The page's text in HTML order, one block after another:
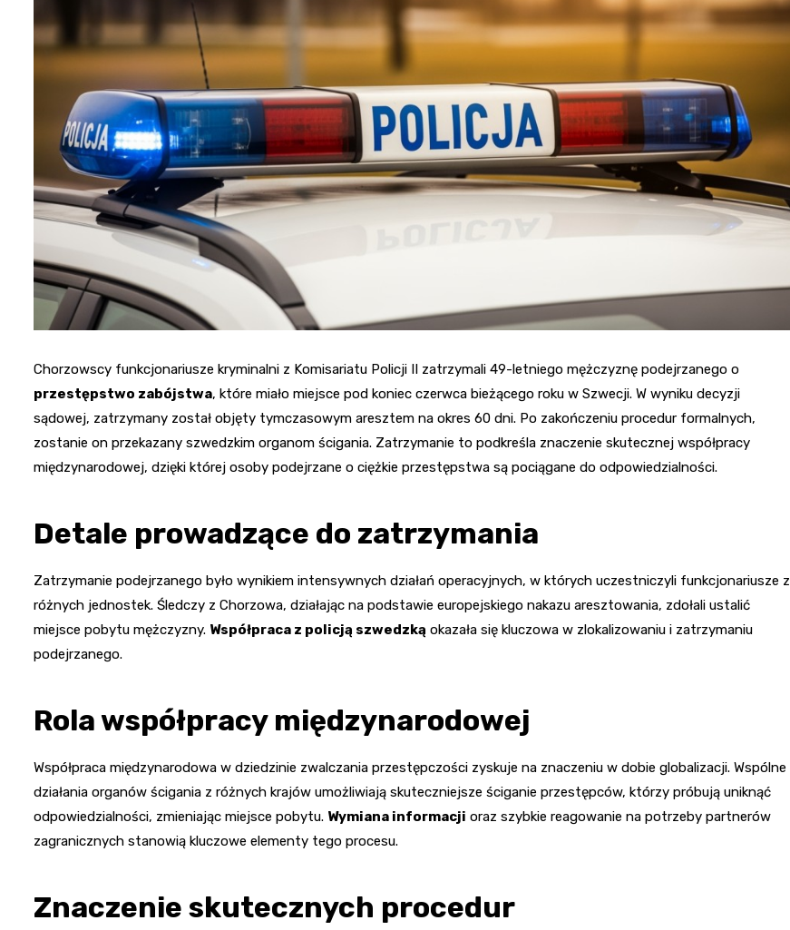
Masnówka
Bożej i św. Katarzyny
Chorzowscy funkcjonariusze kryminalni z Komisariatu Policji II zatrzymali 49-letniego mężczyznę podejrzanego o
przestępstwo zabójstwa, które miało miejsce pod koniec czerwca bieżącego roku w Szwecji. W wyniku decyzji
sądowej, zatrzymany został objęty tymczasowym aresztem na okres 60 dni. Po zakończeniu procedur formalnych,
zostanie on przekazany szwedzkim organom ścigania. Zatrzymanie to podkreśla znaczenie skutecznej współpracy
międzynarodowej, dzięki której osoby podejrzane o ciężkie przestępstwa są pociągane do odpowiedzialności.
Detale prowadzące do zatrzymania
Zatrzymanie podejrzanego było wynikiem intensywnych działań operacyjnych, w których uczestniczyli funkcjonariusze z
różnych jednostek. Śledczy z Chorzowa, działając na podstawie europejskiego nakazu aresztowania, zdołali ustalić
miejsce pobytu mężczyzny. Współpraca z policją szwedzką okazała się kluczowa w zlokalizowaniu i zatrzymaniu
podejrzanego.
Rola współpracy międzynarodowej
Współpraca międzynarodowa w dziedzinie zwalczania przestępczości zyskuje na znaczeniu w dobie globalizacji. Wspólne
działania organów ścigania z różnych krajów umożliwiają skuteczniejsze ściganie przestępców, którzy próbują uniknąć
odpowiedzialności, zmieniając miejsce pobytu. Wymiana informacji oraz szybkie reagowanie na potrzeby partnerów
zagranicznych stanowią kluczowe elementy tego procesu.
Znaczenie skutecznych procedur